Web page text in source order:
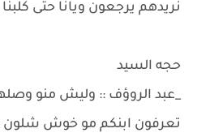
نريدهم يرجعون ويانا حتى
حجه السيد
_عبد الروؤف :: وليش منو
تعرفون ابنكم مو خوش